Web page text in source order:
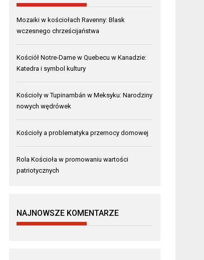
Mozaiki w kościołach Ravenny: Blask
wczesnego chrześcijaństwa
Kościół Notre-Dame w Quebecu w Kanadzie:
Katedra i symbol kultury
Kościoły w Tupinambán w Meksyku: Narodziny
nowych wędrówek
Kościoły a problematyka przemocy domowej
Rola Kościoła w promowaniu wartości
patriotycznych
NAJNOWSZE KOMENTARZE